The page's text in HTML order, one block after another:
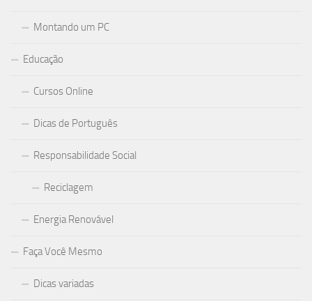
Montando um PC
Educação
Cursos Online
Dicas de Português
Responsabilidade Social
Reciclagem
Energia Renovável
Faça Você Mesmo
Dicas variadas